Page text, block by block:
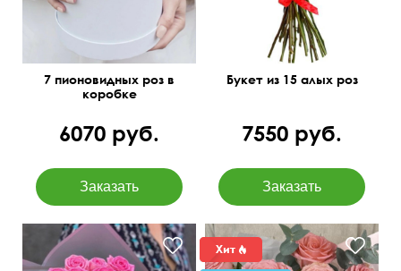
7 пионовидных роз в
коробке
6070 руб.
Букет из 15 алых роз
7550 руб.